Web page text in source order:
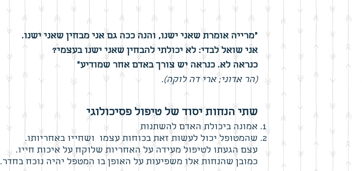
"מרייה אומרת שאני ישנו, והנה ככה גם אני מבחין שאני ישנו.
אני שואל לבדי: לא יכולתי להבחין שאני ישנו בעצמי?
כנראה לא. כנראה יש צורך באדם אחר שמודיע"
(הר אדוני; ארי דה לוקה).
שתי הנחות יסוד של טיפול פסיכולוגי
אמונה ביכולת האדם להשתנות
שהמטופל יכול לעשות זאת בכוחות עצמו ושחייו באחריותו.
עצם הגעתו לטיפול מעידה על האחריות שלוקח על איכות חייו.
כמובן שהנחות אלו משפיעות על האופן בו המטפל יהיה נוכח בחדר.